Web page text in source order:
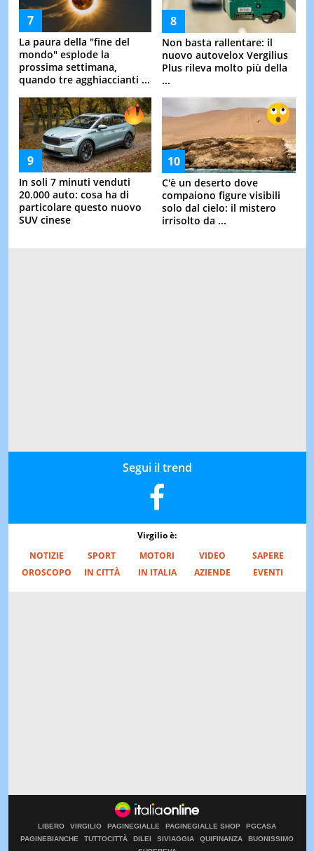
La paura della "fine del
mondo" esplode la
prossima settimana,
quando tre agghiaccianti ...
Non basta rallentare: il
nuovo autovelox Vergilius
Plus rileva molto più della
...
In soli 7 minuti venduti
20.000 auto: cosa ha di
particolare questo nuovo
SUV cinese
C'è un deserto dove
compaiono figure visibili
solo dal cielo: il mistero
irrisolto da ...
Segui il trend
Virgilio è:
NOTIZIE
SPORT MOTORI VIDEO
SAPERE
OROSCOPO
IN CITTÀ IN ITALIA AZIENDE EVENTI
LIBERO VIRGILIO PAGINEGIALLE PAGINEGIALLE SHOP
PGCASA
PAGINEBIANCHE
TUTTOCITTÀ DILEI SIVIAGGIA QUIFINANZA
BUONISSIMO